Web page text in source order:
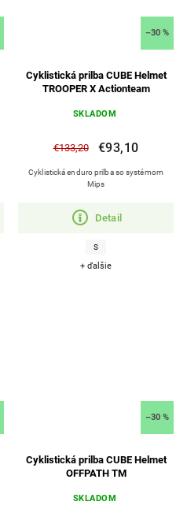
–30 %
Cyklistická prilba CUBE Helmet
TROOPER X Actionteam
SKLADOM
€133,20 €93,10
Detail
Cyklistická enduro prilba so systémom
Mips
S
+ ďalšie
–30 %
Cyklistická prilba CUBE Helmet
OFFPATH TM
SKLADOM